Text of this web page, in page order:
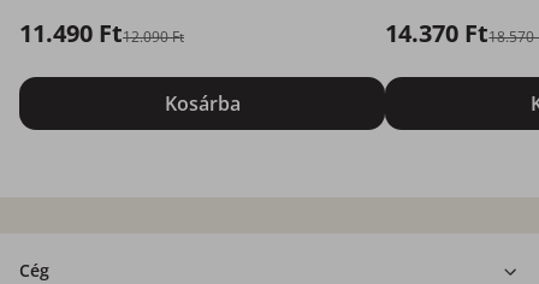
11.490 Ft12.090 Ft
Kosárba
14.370 Ft18.570
Cég